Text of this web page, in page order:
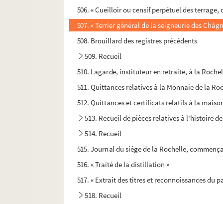
506. « Cueilloir ou censif perpétuel des
507. « Terrier général de la seigneurie des
508. Brouillard des registres précédents
509. Recueil
510. Lagarde, instituteur en retraite, à la
511. Quittances relatives à la Monnaie de la
512. Quittances et certificats relatifs à la
513. Recueil de pièces relatives à l'histoire
514. Recueil
515. Journal du siége de la Rochelle,
516. « Traité de la distillation »
517. « Extrait des titres et reconnoissances du
518. Recueil